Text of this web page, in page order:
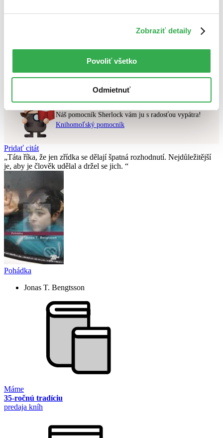
Zobraziť detaily
Povoliť všetko
Odmietnuť
najnovšie
vyhovujúci zadaným podmienkam.
Chcete poradiť knihu?
Náš pomocník Sherlock vám ju s radosťou vypátra!
Knihomoľský pomocník
Pridať citát
Táta říka, že jen zřídka se dělají špatná rozhodnutí. Nejdůležitější
je, aby je člověk udělal a držel se jich.
Pohádka
Jonas T. Bengtsson
Máme
35-ročnú tradíciu
predaja kníh